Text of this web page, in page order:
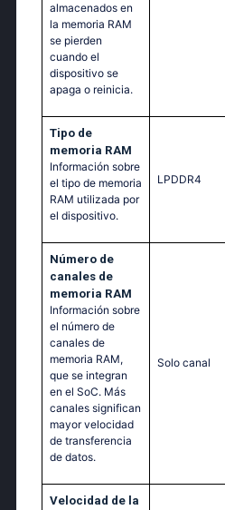
almacenados en
la memoria RAM
se pierden
cuando el
dispositivo se
apaga o reinicia.
Tipo de
memoria RAM
Información sobre
el tipo de memoria
RAM utilizada por
el dispositivo.
LPDDR4
Número de
canales de
memoria RAM
Información sobre
el número de
canales de
memoria RAM,
que se integran
en el SoC. Más
canales significan
mayor velocidad
de transferencia
de datos.
Solo canal
Velocidad de la